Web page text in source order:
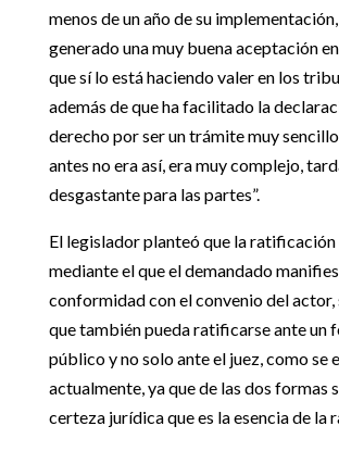
menos de un año de su
generado una muy buena aceptación
que sí lo está haciendo valer en los
además de que ha facilitado la
derecho por ser un trámite muy
antes no era así, era muy complejo,
desgastante para las partes”.
El legislador planteó que la
mediante el que el demandado
conformidad con el convenio del
que también pueda ratificarse ante un
público y no solo ante el juez, como se
actualmente, ya que de las dos formas
certeza jurídica que es la esencia de la